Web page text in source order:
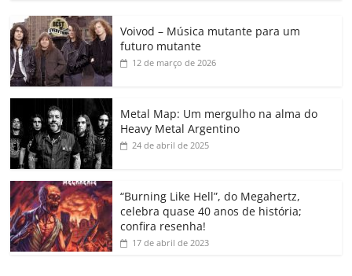
c
e
b
o
o
k
itt
er
ai at
s
A
p
k
e
dI
gl
e
a
ss
o
m
y
k
p
h
Voivod – Música mutante para um
futuro mutante
12 de março de 2026
Metal Map: Um mergulho na alma do
Heavy Metal Argentino
24 de abril de 2025
“Burning Like Hell”, do Megahertz,
celebra quase 40 anos de história;
confira resenha!
17 de abril de 2023